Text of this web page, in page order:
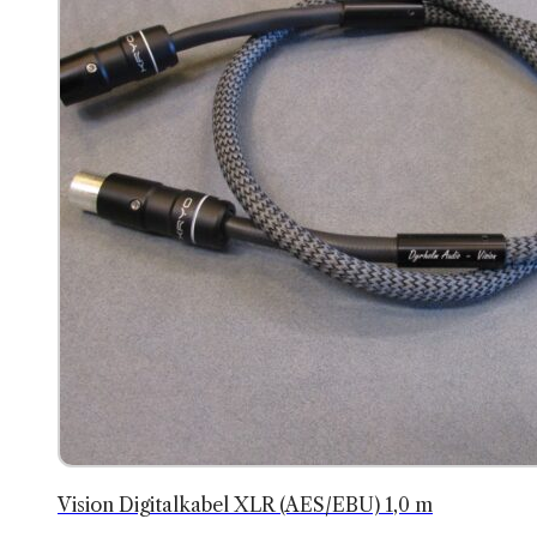
Vision Digitalkabel XLR (AES/EBU) 1,0 m